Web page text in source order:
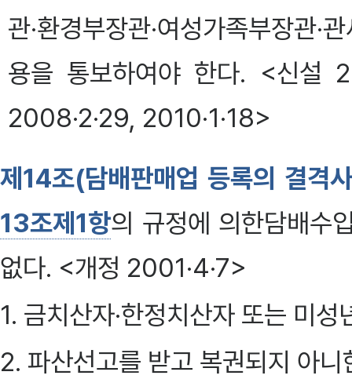
관·환경부장관·여성가족부장관·
용을 통보하여야 한다. <신설
2008·2·29, 2010·1·18>
제14조(담배판매업 등록의 결격
13조제1항의 규정에 의한담배수
없다. <개정 2001·4·7>
1. 금치산자·한정치산자 또는 미성
2. 파산선고를 받고 복권되지 아니